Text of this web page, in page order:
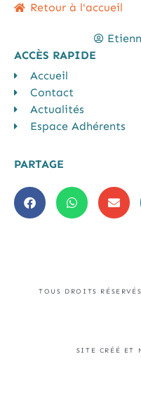
Retour à l'accueil
ACCÈS RAPIDE
Accueil
Contact
Actualités
Espace Adhérents
PARTAGE
SITE CRÉÉ ET
TOUS DROITS